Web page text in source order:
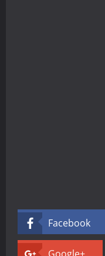
Facebook